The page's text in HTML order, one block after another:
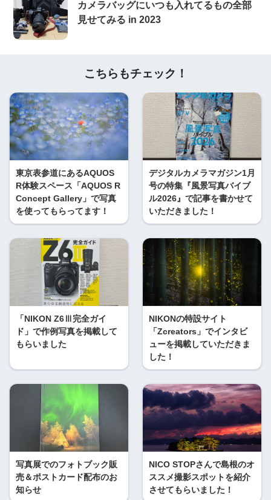
カメラバッグにいつも入れてるもの全部
見せてみる in 2023
こちらもチェック！
東京表参道にあるAQUOS
R体験スペース「AQUOS R
Concept Gallery」で写真
を使ってもらってます！
デジタルカメラマガジン1月
号の特集『風景写真バイブ
ル2026』で記事を書かせて
いただきました！
「NIKON Z6Ⅲ完全ガイ
ド」で作例写真を掲載して
もらいました
NIKONの特設サイト
「Zcreators」でインタビ
ューを掲載していただきま
した！
写真展でのフォトブック販
売＆ポストカード配布のお
知らせ
NICO STOPさんで島根のオ
ススメ撮影スポットを紹介
させてもらいました！